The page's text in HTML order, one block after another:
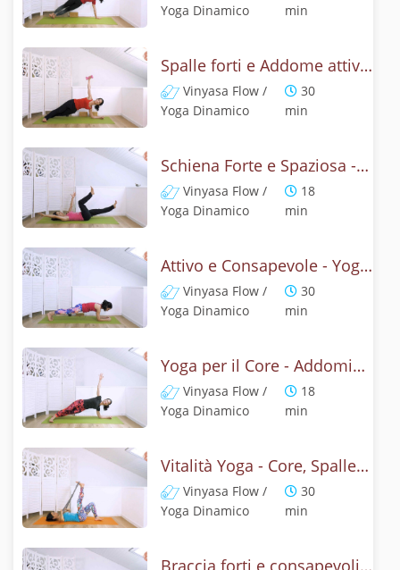
Yoga Dinamico
min
Spalle forti e Addome attivo - Yoga Dinamico Postuarale
Vinyasa Flow /
Yoga Dinamico
30
min
Schiena Forte e Spaziosa - Yoga con la posizione della locusta
Vinyasa Flow /
Yoga Dinamico
18
min
Attivo e Consapevole - Yoga con Chaturanga
Vinyasa Flow /
Yoga Dinamico
30
min
Yoga per il Core - Addominali e Schiena
Vinyasa Flow /
Yoga Dinamico
18
min
Vitalità Yoga - Core, Spalle e Braccia con Chaturanga
Vinyasa Flow /
Yoga Dinamico
30
min
Braccia forti e consapevoli - Yoga dinamico